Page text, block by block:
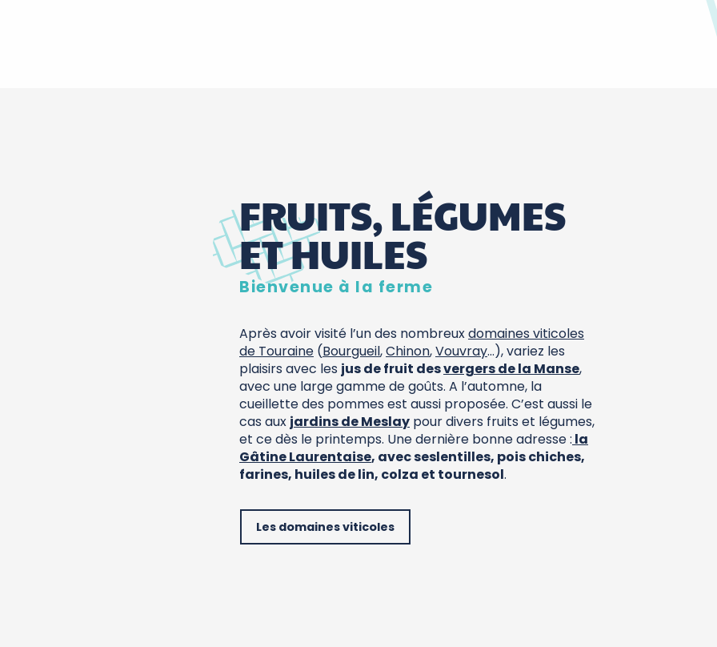
FRUITS, LÉGUMES
ET HUILES
Bienvenue à la ferme
Après avoir visité l’un des nombreuxdomaines viticoles
de Touraine (Bourgueil,Chinon,Vouvray…), variez les
plaisirs avec les jus de fruit desvergers de la Manse,
avec une large gamme de goûts. A l’automne, la
cueillette des pommes est aussi proposée. C’est aussi le
cas aux jardins de Meslay pour divers fruits et légumes,
et ce dès le printemps. Une dernière bonne adresse : la
Gâtine Laurentaise, avec seslentilles, pois chiches,
farines, huiles de lin, colza et tournesol.
Les domaines viticoles